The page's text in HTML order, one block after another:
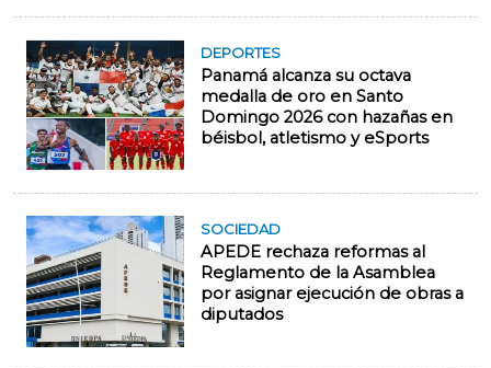
DEPORTES
Panamá alcanza su octava
medalla de oro en Santo
Domingo 2026 con hazañas en
béisbol, atletismo y eSports
SOCIEDAD
APEDE rechaza reformas al
Reglamento de la Asamblea
por asignar ejecución de obras a
diputados